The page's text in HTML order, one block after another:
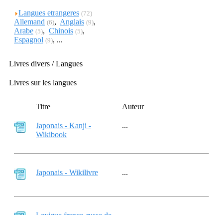
Langues etrangeres (72)
Allemand (6), Anglais (9),
Arabe (5), Chinois (5),
Espagnol (9), ...
Livres divers / Langues
Livres sur les langues
Titre Auteur
Japonais - Kanji -
Wikibook
...
Japonais - Wikilivre ...